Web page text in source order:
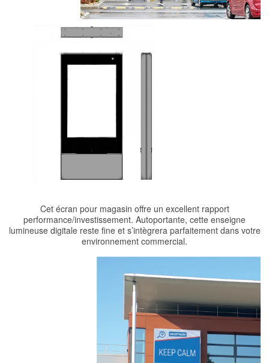
Cet écran pour magasin offre un excellent rapport
performance/investissement. Autoportante, cette enseigne
lumineuse digitale reste fine et s’intègrera parfaitement dans votre
environnement commercial.